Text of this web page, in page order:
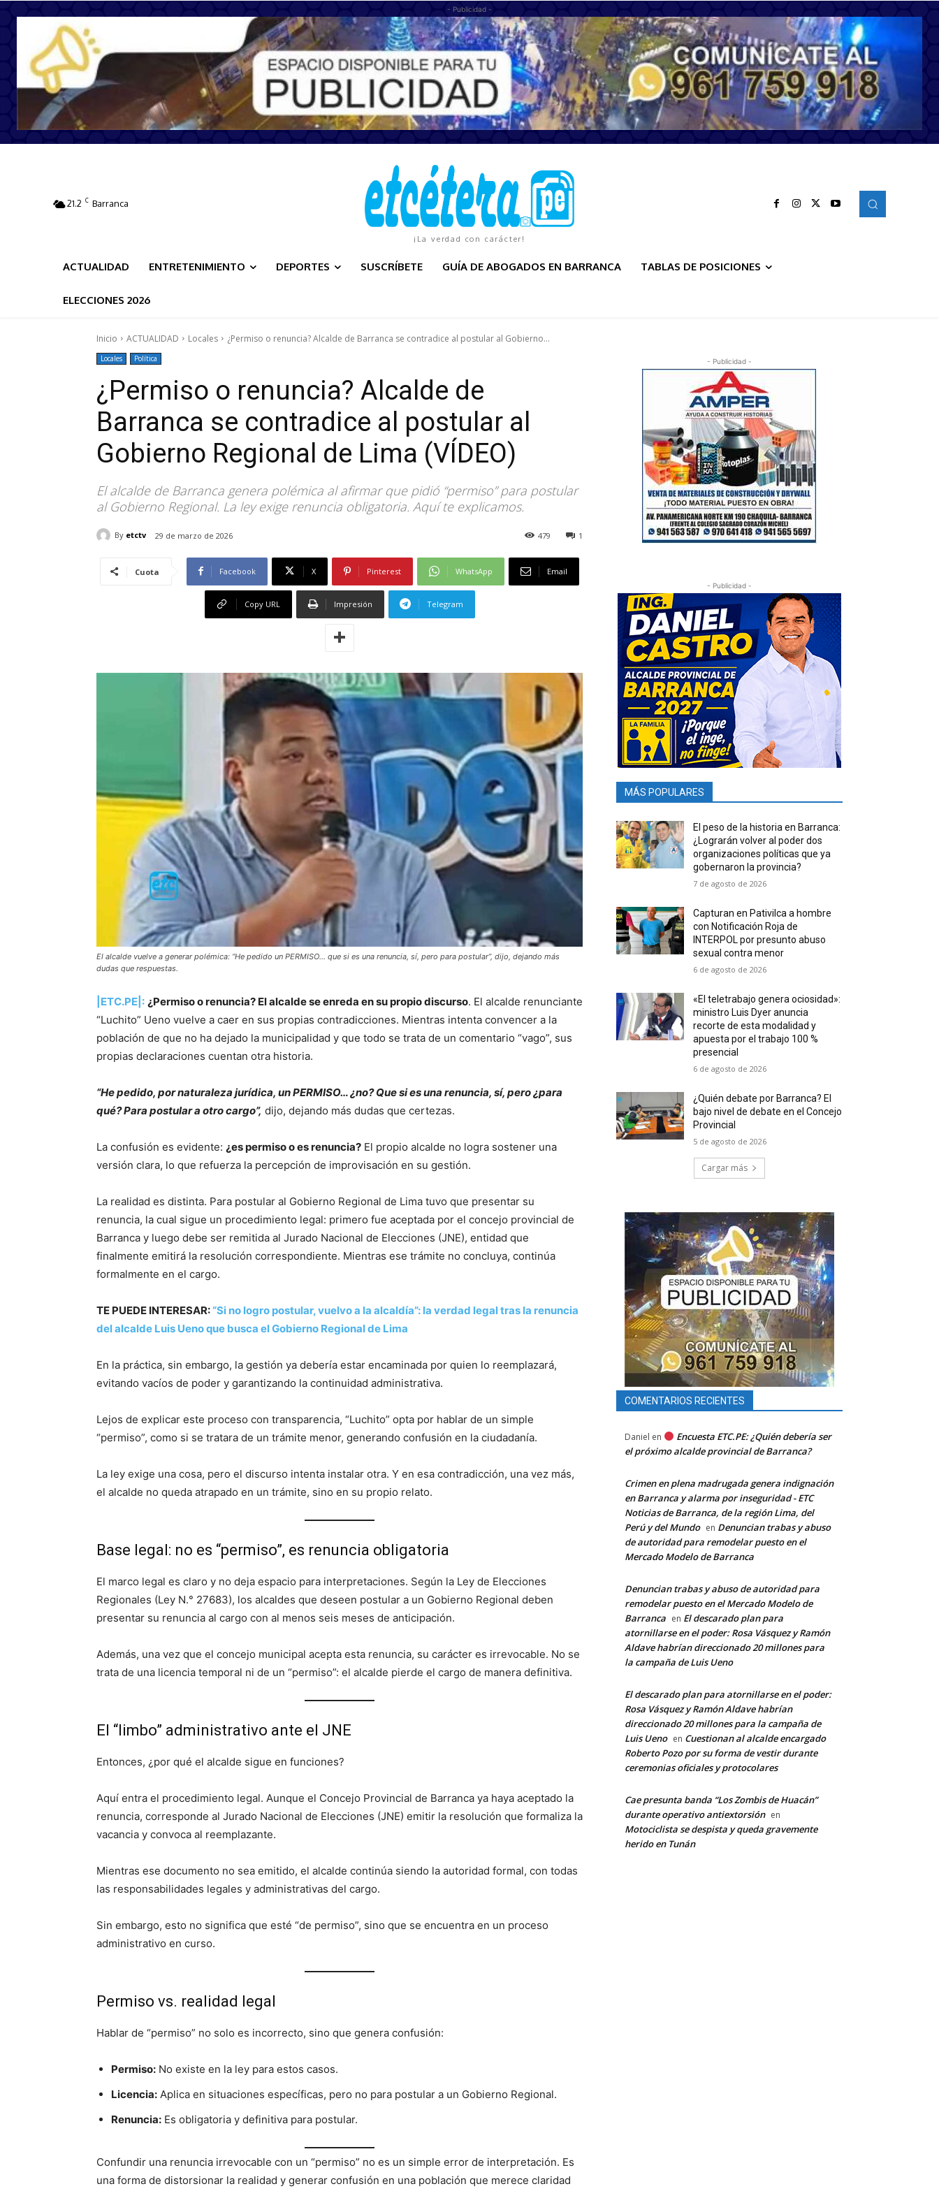
- Publicidad -
21.2 C Barranca
¡La verdad con carácter!
ACTUALIDAD ENTRETENIMIENTO DEPORTES SUSCRÍBETE GUÍA DE ABOGADOS EN BARRANCA TABLAS DE POSICIONES
ELECCIONES 2026
Inicio ACTUALIDAD Locales ¿Permiso o renuncia? Alcalde de Barranca se contradice al postular al Gobierno...
Locales Política
¿Permiso o renuncia? Alcalde de
Barranca se contradice al postular al
Gobierno Regional de Lima (VÍDEO)
El alcalde de Barranca genera polémica al afirmar que pidió “permiso” para postular
al Gobierno Regional. La ley exige renuncia obligatoria. Aquí te explicamos.
By etctv 29 de marzo de 2026 1
479
Cuota Facebook X Pinterest WhatsApp Email
Copy URL Impresión Telegram
El alcalde vuelve a generar polémica: “He pedido un PERMISO… que si es una renuncia, sí, pero para postular”, dijo, dejando más
dudas que respuestas.
|ETC.PE|: ¿Permiso o renuncia? El alcalde se enreda en su propio discurso. El alcalde renunciante
“Luchito” Ueno vuelve a caer en sus propias contradicciones. Mientras intenta convencer a la
población de que no ha dejado la municipalidad y que todo se trata de un comentario “vago”, sus
propias declaraciones cuentan otra historia.
“He pedido, por naturaleza jurídica, un PERMISO… ¿no? Que si es una renuncia, sí, pero ¿para
qué? Para postular a otro cargo”, dijo, dejando más dudas que certezas.
La confusión es evidente: ¿es permiso o es renuncia? El propio alcalde no logra sostener una
versión clara, lo que refuerza la percepción de improvisación en su gestión.
La realidad es distinta. Para postular al Gobierno Regional de Lima tuvo que presentar su
renuncia, la cual sigue un procedimiento legal: primero fue aceptada por el concejo provincial de
Barranca y luego debe ser remitida al Jurado Nacional de Elecciones (JNE), entidad que
finalmente emitirá la resolución correspondiente. Mientras ese trámite no concluya, continúa
formalmente en el cargo.
TE PUEDE INTERESAR:“Si no logro postular, vuelvo a la alcaldía”: la verdad legal tras la renuncia
del alcalde Luis Ueno que busca el Gobierno Regional de Lima
En la práctica, sin embargo, la gestión ya debería estar encaminada por quien lo reemplazará,
evitando vacíos de poder y garantizando la continuidad administrativa.
Lejos de explicar este proceso con transparencia, “Luchito” opta por hablar de un simple
“permiso”, como si se tratara de un trámite menor, generando confusión en la ciudadanía.
La ley exige una cosa, pero el discurso intenta instalar otra. Y en esa contradicción, una vez más,
el alcalde no queda atrapado en un trámite, sino en su propio relato.
Base legal: no es “permiso”, es renuncia obligatoria
El marco legal es claro y no deja espacio para interpretaciones. Según la Ley de Elecciones
Regionales (Ley N.° 27683), los alcaldes que deseen postular a un Gobierno Regional deben
presentar su renuncia al cargo con al menos seis meses de anticipación.
Además, una vez que el concejo municipal acepta esta renuncia, su carácter es irrevocable. No se
trata de una licencia temporal ni de un “permiso”: el alcalde pierde el cargo de manera definitiva.
El “limbo” administrativo ante el JNE
Entonces, ¿por qué el alcalde sigue en funciones?
Aquí entra el procedimiento legal. Aunque el Concejo Provincial de Barranca ya haya aceptado la
renuncia, corresponde al Jurado Nacional de Elecciones (JNE) emitir la resolución que formaliza la
vacancia y convoca al reemplazante.
Mientras ese documento no sea emitido, el alcalde continúa siendo la autoridad formal, con todas
las responsabilidades legales y administrativas del cargo.
Sin embargo, esto no significa que esté “de permiso”, sino que se encuentra en un proceso
administrativo en curso.
Permiso vs. realidad legal
Hablar de “permiso” no solo es incorrecto, sino que genera confusión:
Permiso: No existe en la ley para estos casos.
Licencia: Aplica en situaciones específicas, pero no para postular a un Gobierno Regional.
Renuncia: Es obligatoria y definitiva para postular.
Confundir una renuncia irrevocable con un “permiso” no es un simple error de interpretación. Es
una forma de distorsionar la realidad y generar confusión en una población que merece claridad
- Publicidad -
- Publicidad -
MÁS POPULARES
El peso de la historia en Barranca:
¿Lograrán volver al poder dos
organizaciones políticas que ya
gobernaron la provincia?
7 de agosto de 2026
Capturan en Pativilca a hombre
con Notificación Roja de
INTERPOL por presunto abuso
sexual contra menor
6 de agosto de 2026
«El teletrabajo genera ociosidad»:
ministro Luis Dyer anuncia
recorte de esta modalidad y
apuesta por el trabajo 100 %
presencial
6 de agosto de 2026
¿Quién debate por Barranca? El
bajo nivel de debate en el Concejo
Provincial
5 de agosto de 2026
Cargar más
COMENTARIOS RECIENTES
Daniel en
Encuesta ETC.PE: ¿Quién debería ser
el próximo alcalde provincial de Barranca?
Crimen en plena madrugada genera indignación
en Barranca y alarma por inseguridad - ETC
Noticias de Barranca, de la región Lima, del
Perú y del Mundo en Denuncian trabas y abuso
de autoridad para remodelar puesto en el
Mercado Modelo de Barranca
Denuncian trabas y abuso de autoridad para
remodelar puesto en el Mercado Modelo de
Barranca en El descarado plan para
atornillarse en el poder: Rosa Vásquez y Ramón
Aldave habrían direccionado 20 millones para
la campaña de Luis Ueno
El descarado plan para atornillarse en el poder:
Rosa Vásquez y Ramón Aldave habrían
direccionado 20 millones para la campaña de
Luis Ueno en Cuestionan al alcalde encargado
Roberto Pozo por su forma de vestir durante
ceremonias oficiales y protocolares
Cae presunta banda “Los Zombis de Huacán”
durante operativo antiextorsión en
Motociclista se despista y queda gravemente
herido en Tunán